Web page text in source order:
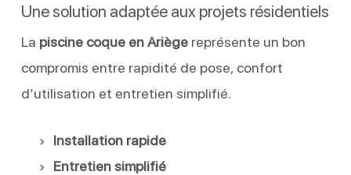
Une solution adaptée aux projets résidentiels
La piscine coque en Ariègereprésente un bon
compromis entre rapidité de pose, confort
d’utilisation et entretien simplifié.
Installation rapide
Entretien simplifié